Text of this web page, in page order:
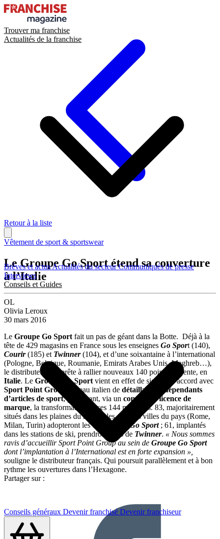
Trouver ma franchise
Actualités de la franchise
Brèves et actusActualités du secteurCommuniqués de presse
Interviews
Conseils et Guides
Conseils généraux Devenir franchisé Devenir franchiseur
Retour à la liste
Vêtement de sport & sportswear
Le Groupe Go Sport étend sa couverture
à l’Italie
OL
Olivia Leroux
30 mars 2016
Le Groupe Go Sport fait un pas de géant dans la Botte. Déjà à la
tête de 429 magasins en France sous les enseignes Go Sport (140),
Courir(185) et Twinner(104), et d’une soixantaine à l’international
(Pologne, Belgique, Roumanie, Emirats Arabes Unis, Maghreb…),
le distributeur s’apprête à rallier nouveaux 140 points de vente, en
Italie. Le Groupe Go Sport vient en effet de signer un accord avec
Sport Point Group
, réseau italien de détaillants indépendants
d’articles de sport, prévoyant, via un contrat de licence de
marque, la transformation de ses 144 magasins. 83, majoritairement
situés dans les plaines du nord et les grandes villes du pays (Rome,
Milan, Turin) adopteront les couleurs de
Go Sport ; 61, implantés
dans les stations de ski, prendront elles de Twinner. « Nous sommes
ravis d’accueillir Sport Point Group au sein de Groupe Go Sport
dont l’implantation à l’International est en forte expansion »,
souligne le distributeur français. Qui poursuit parallèlement et à bon
rythme les ouvertures dans l’Hexagone.
Partager sur :